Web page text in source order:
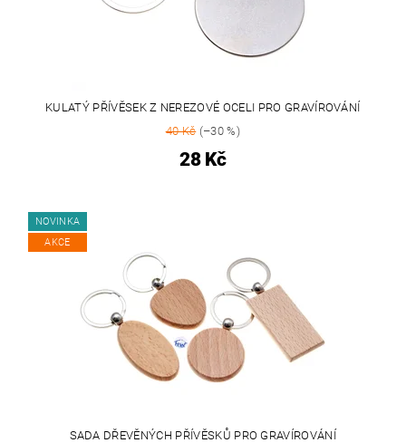
KULATÝ PŘÍVĚSEK Z NEREZOVÉ OCELI PRO GRAVÍROVÁNÍ
40 Kč(–30 %)
28 Kč
NOVINKA
AKCE
SADA DŘEVĚNÝCH PŘÍVĚSKŮ PRO GRAVÍROVÁNÍ